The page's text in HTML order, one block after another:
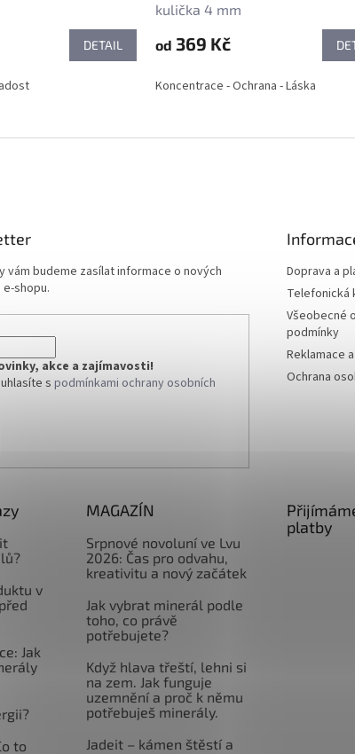
DETAIL
kulička 4 mm
od 369 Kč
Koncentrace - Ochrana - Láska
vám budeme zasílat informace o nových
shopu.
akce a zajímavosti!
s podmínkami ochrany osobních
Doprava a
Telefonická
Všeobecné
podmínky
Reklamace
Ochrana
v
Jak
to
MAGAZÍN
Srpnové novoluní ve Lvu
2026: Čas pro odvahu,
kreativitu a nový začátek
Jak vybrat minerál podle
toho, co právě
potřebujete?
Když hlava třeští, lehni si
na zem. Jak funguje
uzemnění a proč k němu
potřebuješ minerály.
Jadeit – kámen štěstí a
platby